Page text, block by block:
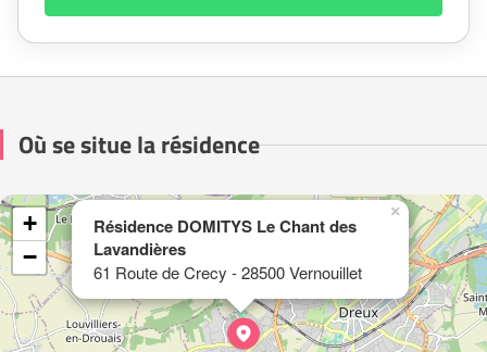
Où se situe la résidence
Résidence DOMITYS Le Chant des
Lavandières
61 Route de Crecy - 28500 Vernouillet
×
+
−